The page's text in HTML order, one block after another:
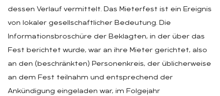
dessen Verlauf vermittelt. Das Mieterfest ist ein Ereignis
von lokaler gesellschaftlicher Bedeutung. Die
Informationsbroschüre der Beklagten, in der über das
Fest berichtet wurde, war an ihre Mieter gerichtet, also
an den (beschränkten) Personenkreis, der üblicherweise
an dem Fest teilnahm und entsprechend der
Ankündigung eingeladen war, im Folgejahr